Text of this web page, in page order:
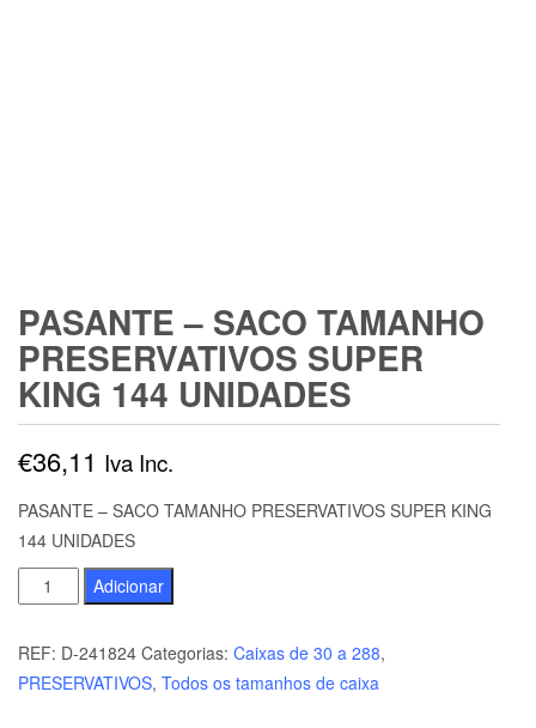
PASANTE – SACO TAMANHO
PRESERVATIVOS SUPER
KING 144 UNIDADES
€36,11 Iva Inc.
PASANTE – SACO TAMANHO PRESERVATIVOS SUPER KING
144 UNIDADES
Quantidade
de
PASANTE
-
Adicionar
REF: D-241824 Categorias: Caixas de 30 a 288,
PRESERVATIVOS, Todos os tamanhos de caixa